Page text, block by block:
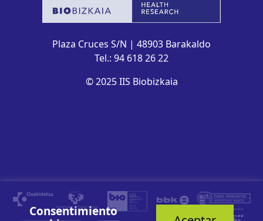
Plaza Cruces S/N | 48903 Barakaldo
Tel.: 94 618 26 22
© 2025 IIS Biobizkaia
Consentimiento